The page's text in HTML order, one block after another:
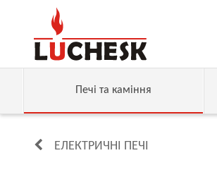
Печі та каміння
ЕЛЕКТРИЧНІ ПЕЧІ